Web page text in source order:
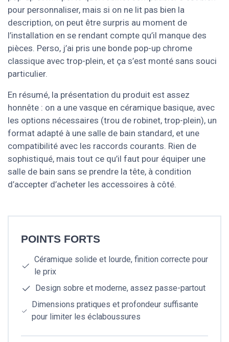
pour personnaliser, mais si on ne lit pas bien la
description, on peut être surpris au moment de
l’installation en se rendant compte qu’il manque des
pièces. Perso, j’ai pris une bonde pop-up chrome
classique avec trop-plein, et ça s’est monté sans souci
particulier.
En résumé, la présentation du produit est assez
honnête : on a une vasque en céramique basique, avec
les options nécessaires (trou de robinet, trop-plein), un
format adapté à une salle de bain standard, et une
compatibilité avec les raccords courants. Rien de
sophistiqué, mais tout ce qu’il faut pour équiper une
salle de bain sans se prendre la tête, à condition
d’accepter d’acheter les accessoires à côté.
POINTS FORTS
Céramique solide et lourde, finition correcte pour
le prix
Design sobre et moderne, assez passe-partout
Dimensions pratiques et profondeur suffisante
pour limiter les éclaboussures